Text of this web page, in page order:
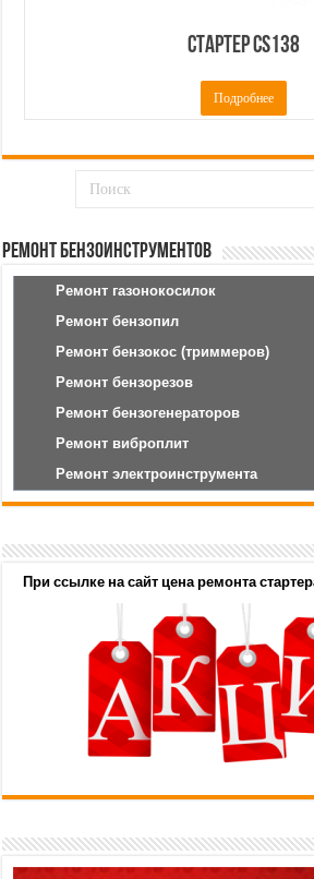
Стартер CS138
Подробнее
Ремонт бензоинструментов
Ремонт газонокосилок
Ремонт бензопил
Ремонт бензокос (триммеров)
Ремонт бензорезов
Ремонт бензогенераторов
Ремонт виброплит
Ремонт электроинструмента
При ссылке на сайт цена ремонта